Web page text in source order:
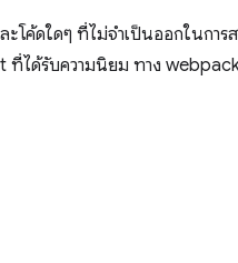
โค้ดใดๆ ที่ไม่จำเป็นออกในการ
ได้รับความนิยม ทาง